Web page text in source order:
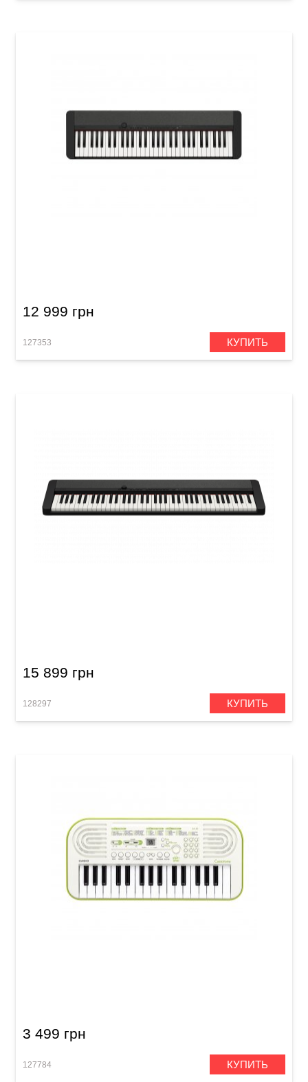
12 999 грн
127353 КУПИТЬ
15 899 грн
128297 КУПИТЬ
3 499 грн
127784 КУПИТЬ